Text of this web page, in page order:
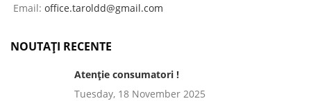
Email: office.taroldd@gmail.com
NOUTAȚI RECENTE
Atenție consumatori !
Tuesday, 18 November 2025